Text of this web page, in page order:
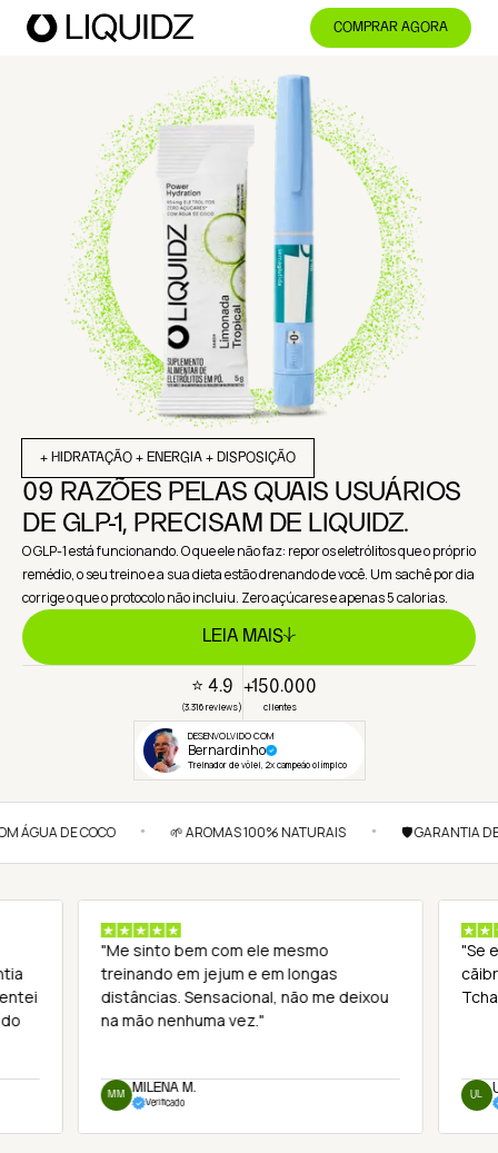
COMPRAR AGORA
+ HIDRATAÇÃO + ENERGIA + DISPOSIÇÃO
09 RAZÕES PELAS QUAIS USUÁRIOS
DE GLP-1, PRECISAM DE LIQUIDZ.
O GLP-1 está funcionando. O que ele não faz: repor os eletrólitos que o próprio
remédio, o seu treino e a sua dieta estão drenando de você. Um sachê por dia
corrige o que o protocolo não incluiu. Zero açúcares e apenas 5 calorias.
LEIA MAIS
⭐ 4.9
(3.316reviews)
+150.000
clientes
Eslen Delanogare
DE COCO • 🌱 AROMAS 100% NATURAIS • 🛡️ GARANTIA DE 30
"Me sinto bem com ele mesmo
treinando em jejum e em longas
distâncias. Sensacional, não me deixou
na mão nenhuma vez."
MM
MILENA M.
Verificado
"Se
UL